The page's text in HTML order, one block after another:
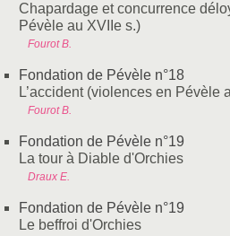
Chapardage et concurrence
Pévèle au XVIIe s.)
Fourot B.
Fondation de Pévèle n°18
L’accident (violences en Pévèle
Fourot B.
Fondation de Pévèle n°19
La tour à Diable d'Orchies
Draux E.
Fondation de Pévèle n°19
Le beffroi d'Orchies